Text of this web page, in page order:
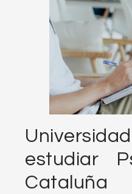
estudiar
Cataluña